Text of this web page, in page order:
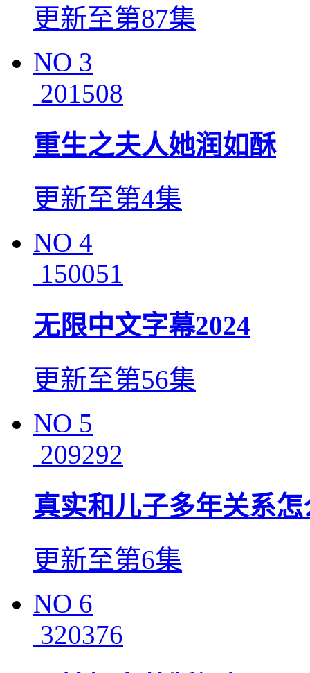
更新至第87集
NO 3
201508
重生之夫人她润如酥
更新至第4集
NO 4
150051
无限中文字幕2024
更新至第56集
NO 5
209292
真实和儿子多年关系怎
更新至第6集
NO 6
320376